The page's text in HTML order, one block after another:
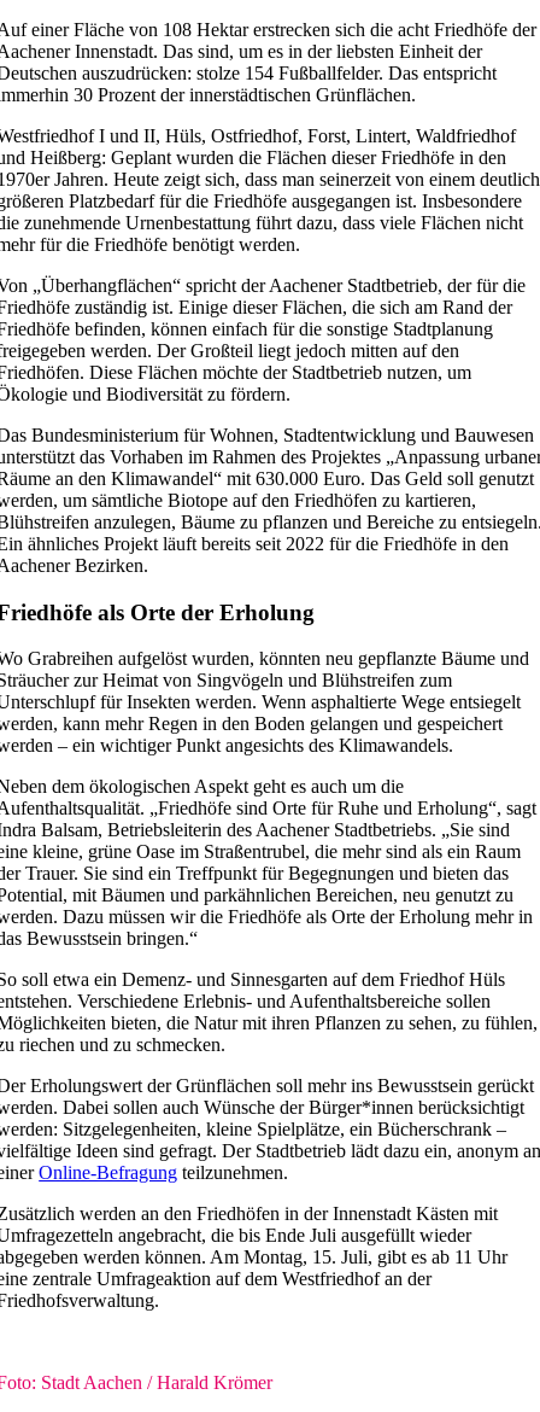
einer Fläche von 108 Hektar erstrecken sich die acht Friedhöfe der
Innenstadt. Das sind, um es in der liebsten Einheit der
auszudrücken: stolze 154 Fußballfelder. Das entspricht
30 Prozent der innerstädtischen Grünflächen.
I und II, Hüls, Ostfriedhof, Forst, Lintert, Waldfriedhof
Heißberg: Geplant wurden die Flächen dieser Friedhöfe in den
Jahren. Heute zeigt sich, dass man seinerzeit von einem deutlich
Platzbedarf für die Friedhöfe ausgegangen ist. Insbesondere
zunehmende Urnenbestattung führt dazu, dass viele Flächen nicht
für die Friedhöfe benötigt werden.
„Überhangflächen“ spricht der Aachener Stadtbetrieb, der für die
zuständig ist. Einige dieser Flächen, die sich am Rand der
befinden, können einfach für die sonstige Stadtplanung
werden. Der Großteil liegt jedoch mitten auf den
Diese Flächen möchte der Stadtbetrieb nutzen, um
und Biodiversität zu fördern.
Bundesministerium für Wohnen, Stadtentwicklung und Bauwesen
das Vorhaben im Rahmen des Projektes „Anpassung
an den Klimawandel“ mit 630.000 Euro. Das Geld soll genutzt
um sämtliche Biotope auf den Friedhöfen zu kartieren,
anzulegen, Bäume zu pflanzen und Bereiche zu
ähnliches Projekt läuft bereits seit 2022 für die Friedhöfe in den
Bezirken.
als Orte der Erholung
Grabreihen aufgelöst wurden, könnten neu gepflanzte Bäume und
zur Heimat von Singvögeln und Blühstreifen zum
für Insekten werden. Wenn asphaltierte Wege entsiegelt
kann mehr Regen in den Boden gelangen und gespeichert
– ein wichtiger Punkt angesichts des Klimawandels.
dem ökologischen Aspekt geht es auch um die
„Friedhöfe sind Orte für Ruhe und Erholung“, sagt
Balsam, Betriebsleiterin des Aachener Stadtbetriebs. „Sie sind
kleine, grüne Oase im Straßentrubel, die mehr sind als ein Raum
Trauer. Sie sind ein Treffpunkt für Begegnungen und bieten das
mit Bäumen und parkähnlichen Bereichen, neu genutzt zu
Dazu müssen wir die Friedhöfe als Orte der Erholung mehr in
Bewusstsein bringen.“
soll etwa ein Demenz- und Sinnesgarten auf dem Friedhof Hüls
Verschiedene Erlebnis- und Aufenthaltsbereiche sollen
bieten, die Natur mit ihren Pflanzen zu sehen, zu fühlen,
riechen und zu schmecken.
Erholungswert der Grünflächen soll mehr ins Bewusstsein gerückt
Dabei sollen auch Wünsche der Bürger*innen berücksichtigt
Sitzgelegenheiten, kleine Spielplätze, ein Bücherschrank –
Ideen sind gefragt. Der Stadtbetrieb lädt dazu ein, anonym
Online-Befragung teilzunehmen.
werden an den Friedhöfen in der Innenstadt Kästen mit
angebracht, die bis Ende Juli ausgefüllt wieder
werden können. Am Montag, 15. Juli, gibt es ab 11 Uhr
zentrale Umfrageaktion auf dem Westfriedhof an der
Stadt Aachen / Harald Krömer